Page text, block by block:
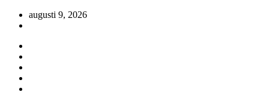
Hoppaaugusti 9, 2026